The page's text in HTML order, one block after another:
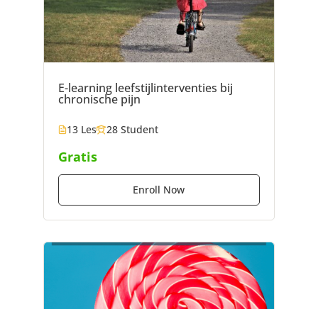
E-learning leefstijlinterventies bij
chronische pijn
13 Les 28 Student
Gratis
Enroll Now